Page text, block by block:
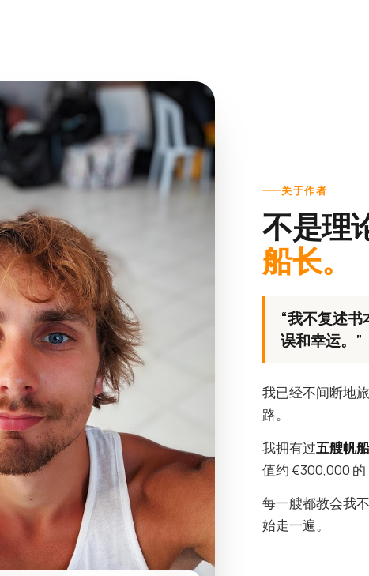
关于作者
不是理
船长。
“我不复述
误和幸运。”
我已经不间断地
路。
我拥有过五艘帆
值约 €300,000 的
每一艘都教会我
始走一遍。